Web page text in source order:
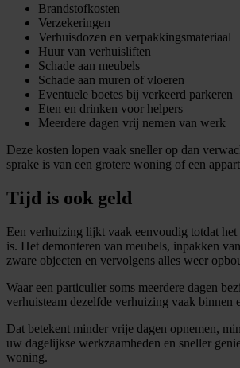
Brandstofkosten
Verzekeringen
Verhuisdozen en verpakkingsmateriaal
Huur van verhuisliften
Schade aan meubels
Schade aan muren of vloeren
Eventuele boetes bij verkeerd parkeren
Eten en drinken voor helpers
Meerdere dagen vrij nemen van werk
Deze kosten lopen vaak sneller op dan
sprake is van een grotere woning of een
Tijd is ook geld
Een verhuizing lijkt vaak eenvoudig totdat
is. Het demonteren van meubels, inpakken
zware objecten en vervolgens alles weer
Waar een particulier soms meerdere dagen
verhuisteam dezelfde verhuizing vaak binnen
Dat betekent minder vrije dagen opnemen,
uw dagelijkse werkzaamheden en sneller
woning.